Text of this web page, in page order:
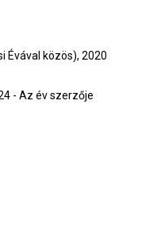
Évával közös), 2020
- Az év szerzője